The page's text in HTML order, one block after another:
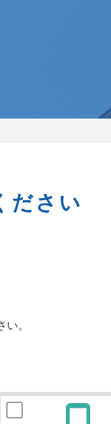
営業時間 9:00～
ださい
。